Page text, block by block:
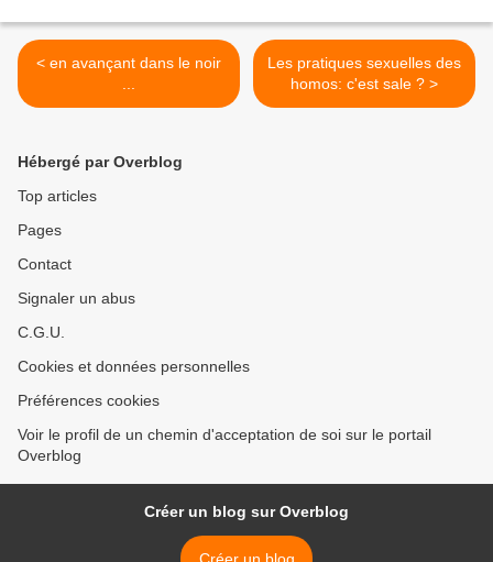
< en avançant dans le noir
Les pratiques sexuelles des
homos: c'est sale ? >
Hébergé par Overblog
Top articles
Pages
Contact
Signaler un abus
C.G.U.
Cookies et données personnelles
Préférences cookies
Voir le profil de un chemin d'acceptation de soi sur le portail
Overblog
Créer un blog sur Overblog